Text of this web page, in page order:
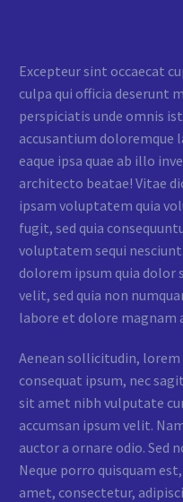
Excepteur sint occaecat
culpa qui officia deserunt
perspiciatis unde omnis
accusantium
eaque ipsa quae ab illo
architecto beatae! Vitae
ipsam voluptatem quia
fugit, sed quia
voluptatem sequi
dolorem ipsum quia dolor
velit, sed quia non
labore et dolore magnam
Aenean sollicitudin,
consequat ipsum, nec
sit amet nibh vulputate
accumsan ipsum velit.
auctor a ornare odio. Sed
Neque porro quisquam
amet, consectetur,